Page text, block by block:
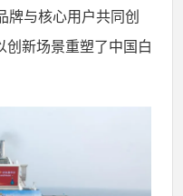
牌与核心用户共同创
创新场景重塑了中国白